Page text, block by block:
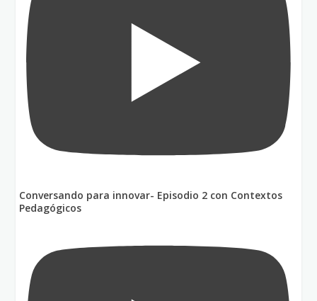
Conversando para innovar- Episodio 2 con Contextos
Pedagógicos